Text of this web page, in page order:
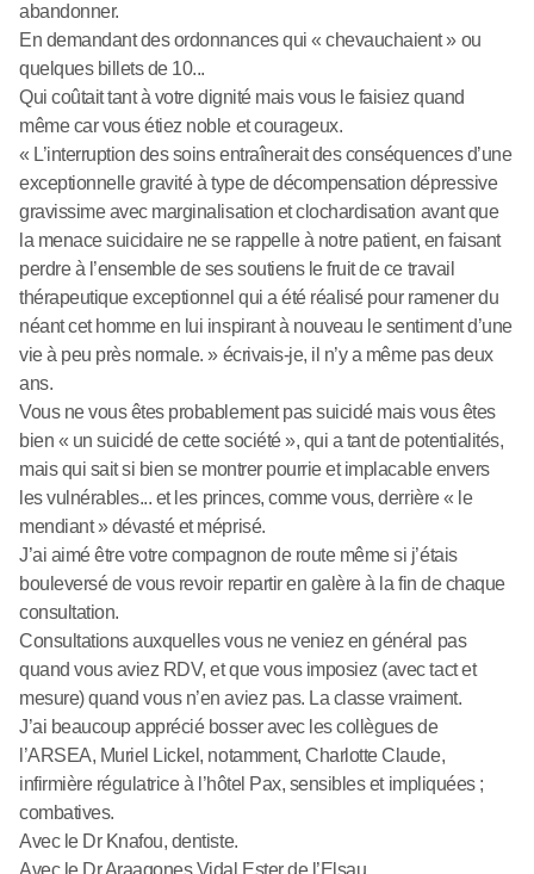
abandonner.
En demandant des ordonnances qui « chevauchaient » ou
quelques billets de 10...
Qui coûtait tant à votre dignité mais vous le faisiez quand
même car vous étiez noble et courageux.
« L’interruption des soins entraînerait des conséquences d’une
exceptionnelle gravité à type de décompensation dépressive
gravissime avec marginalisation et clochardisation avant que
la menace suicidaire ne se rappelle à notre patient, en faisant
perdre à l’ensemble de ses soutiens le fruit de ce travail
thérapeutique exceptionnel qui a été réalisé pour ramener du
néant cet homme en lui inspirant à nouveau le sentiment d’une
vie à peu près normale. » écrivais-je, il n’y a même pas deux
ans.
Vous ne vous êtes probablement pas suicidé mais vous êtes
bien « un suicidé de cette société », qui a tant de potentialités,
mais qui sait si bien se montrer pourrie et implacable envers
les vulnérables... et les princes, comme vous, derrière « le
mendiant » dévasté et méprisé.
J’ai aimé être votre compagnon de route même si j’étais
bouleversé de vous revoir repartir en galère à la fin de chaque
consultation.
Consultations auxquelles vous ne veniez en général pas
quand vous aviez RDV, et que vous imposiez (avec tact et
mesure) quand vous n’en aviez pas. La classe vraiment.
J’ai beaucoup apprécié bosser avec les collègues de
l’ARSEA, Muriel Lickel, notamment, Charlotte Claude,
infirmière régulatrice à l’hôtel Pax, sensibles et impliquées ;
combatives.
Avec le Dr Knafou, dentiste.
Avec le Dr Araagones Vidal Ester de l’Elsau.